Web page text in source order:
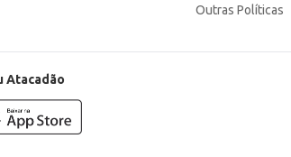
Outras Políticas
Atacadão